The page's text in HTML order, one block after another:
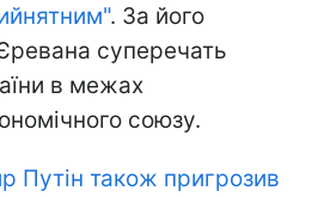
. За його
суперечать
в межах
союзу.
Путін також пригрозив